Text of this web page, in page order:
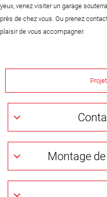
yeux, venez visiter un garage
près de chez vous. Ou prenez
plaisir de vous accompagner.
Montage